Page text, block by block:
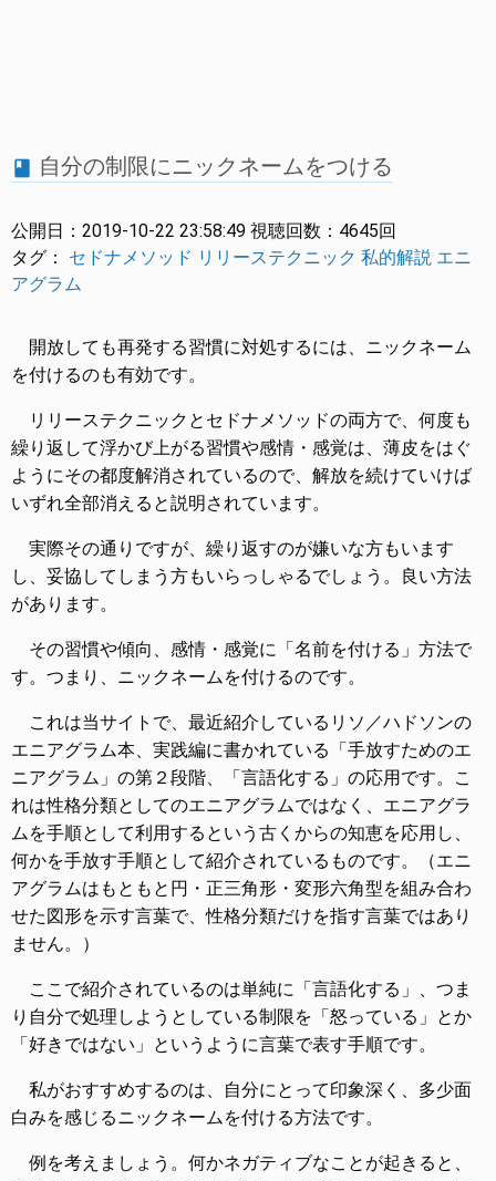
book 自分の制限にニックネームをつける
公開日： 2019-10-22 23:58:49 視聴回数： 4645回
タグ： セドナメソッド リリーステクニック 私的解説 エニ
アグラム
開放しても再発する習慣に対処するには、ニックネーム
を付けるのも有効です。
リリーステクニックとセドナメソッドの両方で、何度も
繰り返して浮かび上がる習慣や感情・感覚は、薄皮をはぐ
ようにその都度解消されているので、解放を続けていけば
いずれ全部消えると説明されています。
実際その通りですが、繰り返すのが嫌いな方もいます
し、妥協してしまう方もいらっしゃるでしょう。良い方法
があります。
その習慣や傾向、感情・感覚に「名前を付ける」方法で
す。つまり、ニックネームを付けるのです。
これは当サイトで、最近紹介しているリソ／ハドソンの
エニアグラム本、実践編に書かれている「手放すためのエ
ニアグラム」の第２段階、「言語化する」の応用です。こ
れは性格分類としてのエニアグラムではなく、エニアグラ
ムを手順として利用するという古くからの知恵を応用し、
何かを手放す手順として紹介されているものです。（エニ
アグラムはもともと円・正三角形・変形六角型を組み合わ
せた図形を示す言葉で、性格分類だけを指す言葉ではあり
ません。）
ここで紹介されているのは単純に「言語化する」、つま
り自分で処理しようとしている制限を「怒っている」とか
「好きではない」というように言葉で表す手順です。
私がおすすめするのは、自分にとって印象深く、多少面
白みを感じるニックネームを付ける方法です。
例を考えましょう。何かネガティブなことが起きると、